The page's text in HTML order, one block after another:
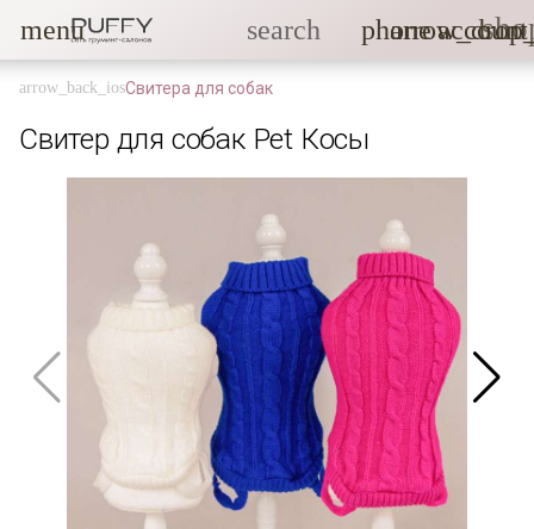
menu search phone
Свитера для собак
Свитер для собак Pet Косы